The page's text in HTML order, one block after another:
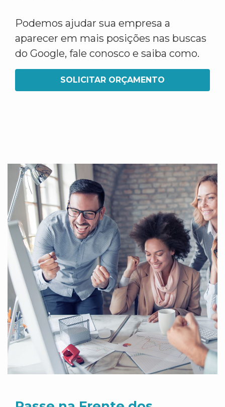
Podemos ajudar sua empresa a
aparecer em mais posições nas buscas
do Google, fale conosco e saiba como.
SOLICITAR ORÇAMENTO